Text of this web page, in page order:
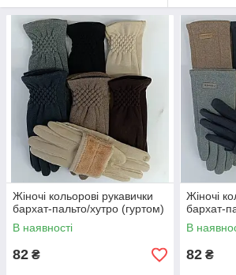
Жіночі кольорові рукавички
бархат-пальто/хутро (гуртом)
В наявності
82 ₴
Жіночі
бархат-
В
82 ₴